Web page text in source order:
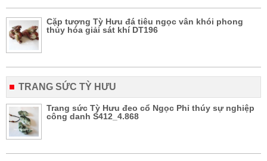
Cặp tượng Tỳ Hưu đá tiêu ngọc vân khói phong
thủy hóa giải sát khí DT196
TRANG SỨC TỲ HƯU
Trang sức Tỳ Hưu đeo cổ Ngọc Phỉ thúy sự nghiệp
công danh S412_4.868